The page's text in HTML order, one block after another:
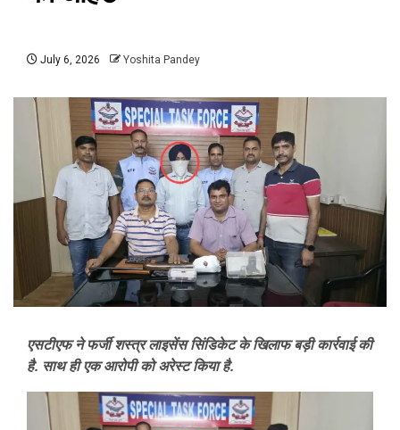
July 6, 2026 Yoshita Pandey
एसटीएफ ने फर्जी शस्त्र लाइसेंस सिंडिकेट के खिलाफ बड़ी कार्रवाई की
है. साथ ही एक आरोपी को अरेस्ट किया है.